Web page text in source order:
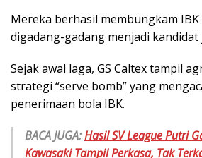
Mereka berhasil membungkam
digadang-gadang menjadi kandidat
Sejak awal laga, GS Caltex tampil
strategi “serve bomb” yang
penerimaan bola IBK.
BACA JUGA:Hasil SV League Putri
Kawasaki Tampil Perkasa, Tak